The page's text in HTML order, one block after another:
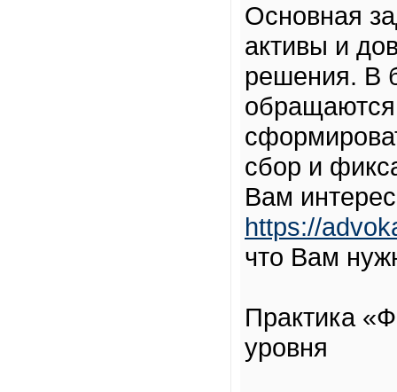
Основная
активы и
решения. В
сбор и
Вам
https://
что Вам
Практика
уровня